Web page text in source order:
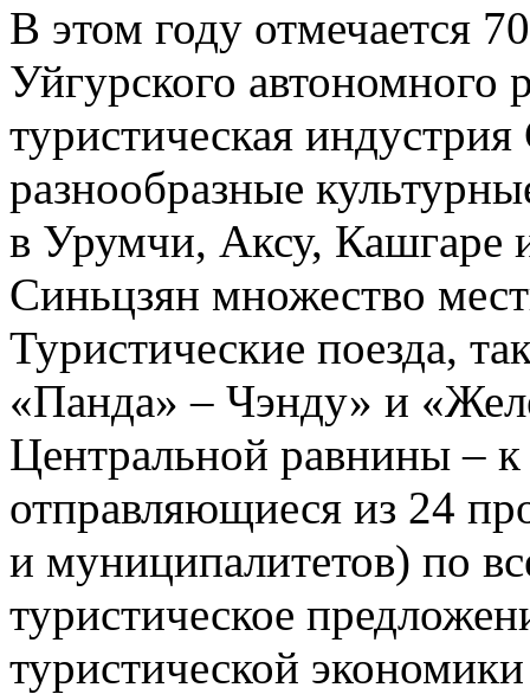
В этом году отмечается
Уйгурского автономного
туристическая
разнообразные
в Урумчи, Аксу, Кашгаре
Синьцзян множество
Туристические поезда,
«Панда» – Чэнду» и
Центральной равнины –
отправляющиеся из 24
и муниципалитетов) по
туристическое
туристической